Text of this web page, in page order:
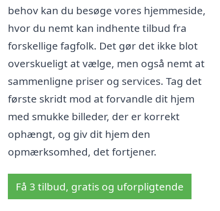
behov kan du besøge vores hjemmeside,
hvor du nemt kan indhente tilbud fra
forskellige fagfolk. Det gør det ikke blot
overskueligt at vælge, men også nemt at
sammenligne priser og services. Tag det
første skridt mod at forvandle dit hjem
med smukke billeder, der er korrekt
ophængt, og giv dit hjem den
opmærksomhed, det fortjener.
Få 3 tilbud, gratis og uforpligtende